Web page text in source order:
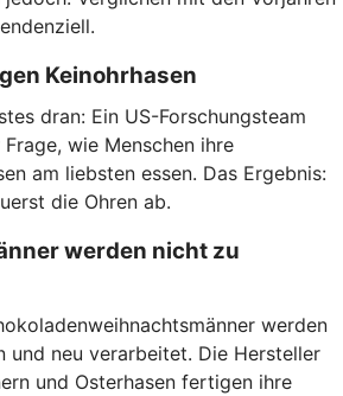
Keinohrhasen
dran: Ein US-Forschungsteam
wie Menschen ihre
am liebsten essen. Das Ergebnis:
die Ohren ab.
werden nicht zu
werden
und neu verarbeitet. Die Hersteller
und Osterhasen fertigen ihre